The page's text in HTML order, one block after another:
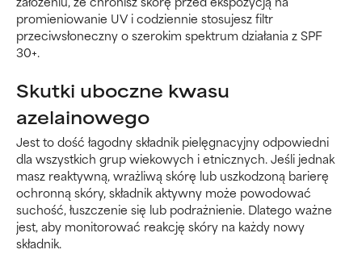
promieniowanie UV i codziennie stosujesz filtr
przeciwsłoneczny o szerokim spektrum działania z SPF
30+.
Skutki uboczne kwasu
azelainowego
Jest to dość łagodny składnik pielęgnacyjny odpowiedni
dla wszystkich grup wiekowych i etnicznych. Jeśli jednak
masz reaktywną, wrażliwą skórę lub uszkodzoną barierę
ochronną skóry, składnik aktywny może powodować
suchość, łuszczenie się lub podrażnienie. Dlatego ważne
jest, aby monitorować reakcję skóry na każdy nowy
składnik.